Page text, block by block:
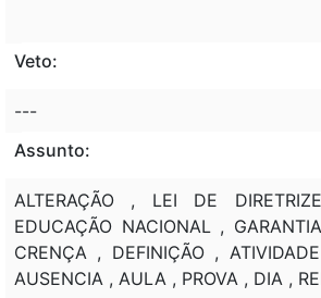
Veto:
---
Assunto:
ALTERAÇÃO , LEI DE
EDUCAÇÃO NACIONAL ,
CRENÇA , DEFINIÇÃO ,
AUSENCIA , AULA , PROVA , DIA ,